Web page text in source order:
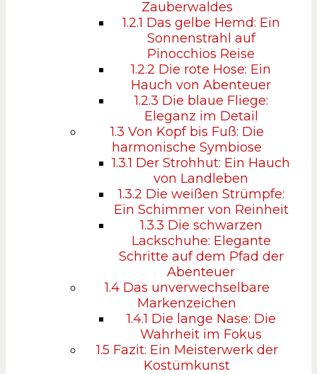
Zauberwaldes
1.2.1 Das gelbe Hemd: Ein
Sonnenstrahl auf
Pinocchios Reise
1.2.2 Die rote Hose: Ein
Hauch von Abenteuer
1.2.3 Die blaue Fliege:
Eleganz im Detail
1.3 Von Kopf bis Fuß: Die
harmonische Symbiose
1.3.1 Der Strohhut: Ein Hauch
von Landleben
1.3.2 Die weißen Strümpfe:
Ein Schimmer von Reinheit
1.3.3 Die schwarzen
Lackschuhe: Elegante
Schritte auf dem Pfad der
Abenteuer
1.4Das unverwechselbare
Markenzeichen
1.4.1 Die lange Nase: Die
Wahrheit im Fokus
1.5 Fazit: Ein Meisterwerk der
Kostümkunst